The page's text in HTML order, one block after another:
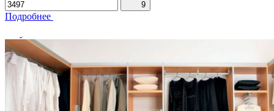
9
Подробнее